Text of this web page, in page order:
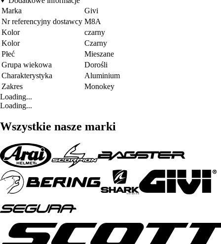
Marka
Givi
Nr referencyjny dostawcy M8A
Kolor
czarny
Kolor
Czarny
Płeć
Mieszane
Grupa wiekowa
Dorośli
Charakterystyka
Aluminium
Zakres
Monokey
Loading...
Loading...
Wszystkie nasze marki